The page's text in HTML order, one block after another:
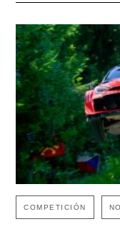
COMPETICIÓN